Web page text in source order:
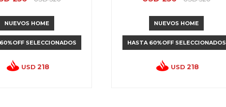
NUEVOS HOME
SELECCIONADOS
USD 218
NUEVOS HOME
HASTA 60%OFF SELECCIONADOS
USD 218